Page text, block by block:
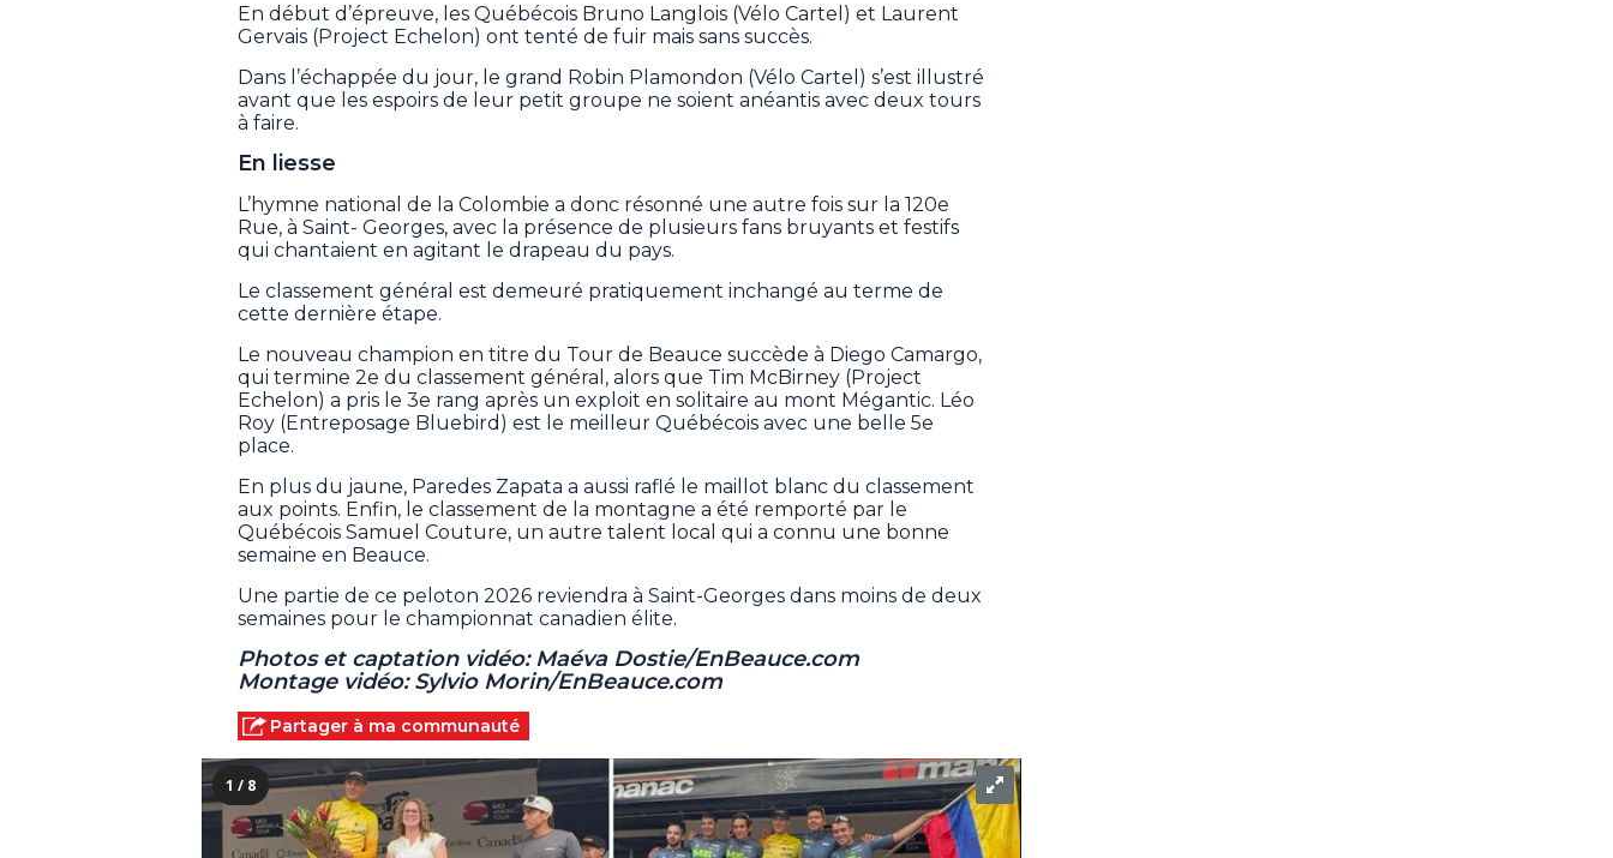
En début d’épreuve, les Québécois Bruno Langlois (Vélo Cartel) et Laurent
Gervais (Project Echelon) ont tenté de fuir mais sans succès.
Dans l’échappée du jour, le grand Robin Plamondon (Vélo Cartel) s’est illustré
avant que les espoirs de leur petit groupe ne soient anéantis avec deux tours
à faire.
En liesse
L’hymne national de la Colombie a donc résonné une autre fois sur la 120e
Rue, à Saint- Georges, avec la présence de plusieurs fans bruyants et festifs
qui chantaient en agitant le drapeau du pays.
Le classement général est demeuré pratiquement inchangé au terme de
cette dernière étape.
Le nouveau champion en titre du Tour de Beauce succède à Diego Camargo,
qui termine 2e du classement général, alors que Tim McBirney (Project
Echelon) a pris le 3e rang après un exploit en solitaire au mont Mégantic. Léo
Roy (Entreposage Bluebird) est le meilleur Québécois avec une belle 5e
place.
En plus du jaune, Paredes Zapata a aussi raflé le maillot blanc du classement
aux points. Enfin, le classement de la montagne a été remporté par le
Québécois Samuel Couture, un autre talent local qui a connu une bonne
semaine en Beauce.
Une partie de ce peloton 2026 reviendra à Saint-Georges dans moins de deux
semaines pour le championnat canadien élite.
Photos et captation vidéo: Maéva Dostie/EnBeauce.com
Montage vidéo: Sylvio Morin/EnBeauce.com
Partager à ma communauté
1 / 8